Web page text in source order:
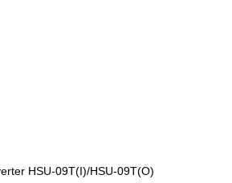
Кондиционер HEC Inverter HSU-09T(I)/HSU-09T(O)